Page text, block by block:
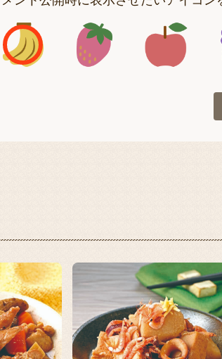
アイコン1 アイコン2 ア